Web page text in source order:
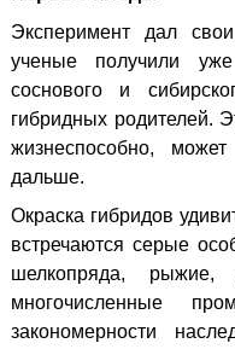
Эксперимент дал
ученые получили
соснового и
гибридных родителей.
жизнеспособно,
дальше.
Окраска гибридов
встречаются серые
шелкопряда,
многочисленные
закономерности